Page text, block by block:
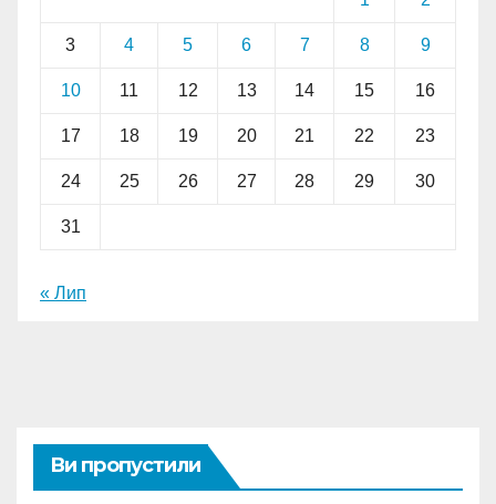
3 4 5 6 7 8 9
10 11 12 13 14 15 16
17 18 19 20 21 22 23
24 25 26 27 28 29 30
31
« Лип
Ви пропустили